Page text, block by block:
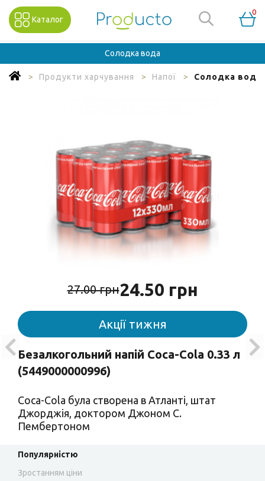
Каталог
0
Солодка вода
Продукти харчування Напої Солодка вода
27.00 грн24.50 грн
Акції тижня
Безалкогольний напій Coca-Cola 0.33 л
(5449000000996)
Coca-Cola була створена в Атланті, штат
Джорджія, доктором Джоном С.
Пембертоном
Популярністю
Зростанням ціни